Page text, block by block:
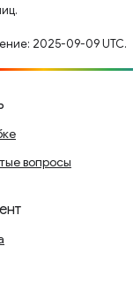
2025-09-09 UTC.
вопросы